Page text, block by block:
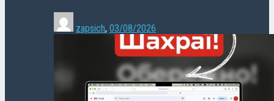
zapsich, 03/08/2026